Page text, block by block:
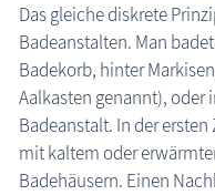
Das gleiche diskrete
Badeanstalten. Man
Badekorb, hinter
Aalkasten genannt), oder
Badeanstalt. In der
mit kaltem oder
Badehäusern. Einen